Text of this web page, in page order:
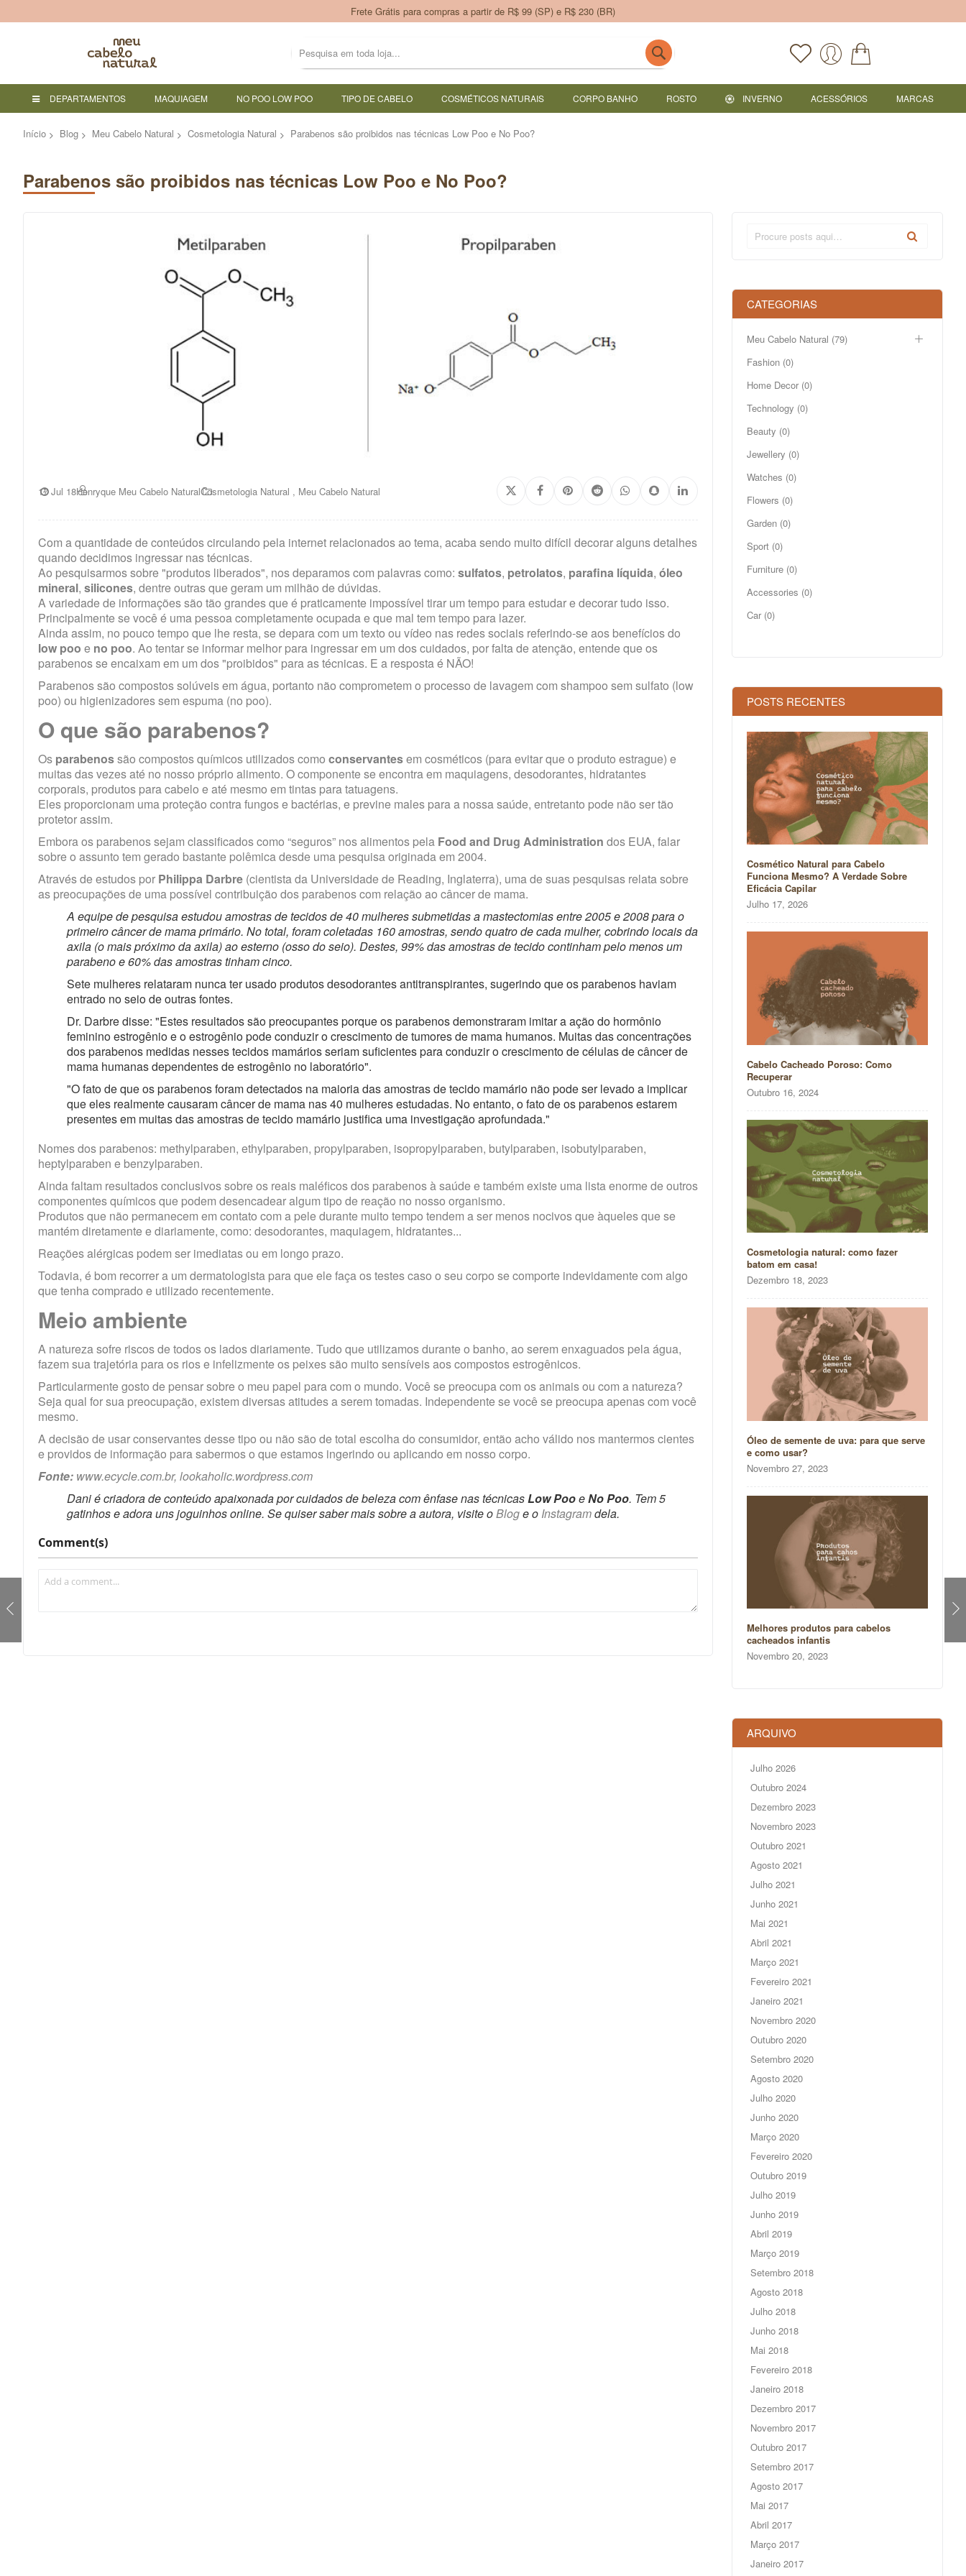
Frete Grátis para compras a partir de R$ 99 (SP) e R$ 230 (BR)
DEPARTAMENTOS MAQUIAGEM NO POO LOW POO TIPO DE CABELO COSMÉTICOS NATURAIS CORPO BANHO ROSTO INVERNO ACESSÓRIOS MARCAS
Início Blog Meu Cabelo Natural Cosmetologia Natural Parabenos são proibidos nas técnicas Low Poo e No Poo?
Parabenos são proibidos nas técnicas Low Poo e No Poo?
17 Jul 18Henryque Meu Cabelo NaturalCosmetologia Natural , Meu Cabelo Natural
Com a quantidade de conteúdos circulando pela internet relacionados ao tema, acaba sendo muito difícil decorar alguns detalhes
quando decidimos ingressar nas técnicas.
Ao pesquisarmos sobre "produtos liberados", nos deparamos com palavras como: sulfatos, petrolatos, parafina líquida, óleo
mineral, silicones, dentre outras que geram um milhão de dúvidas.
A variedade de informações são tão grandes que é praticamente impossível tirar um tempo para estudar e decorar tudo isso.
Principalmente se você é uma pessoa completamente ocupada e que mal tem tempo para lazer.
Ainda assim, no pouco tempo que lhe resta, se depara com um texto ou vídeo nas redes sociais referindo-se aos benefícios do
low poo e no poo. Ao tentar se informar melhor para ingressar em um dos cuidados, por falta de atenção, entende que os
parabenos se encaixam em um dos "proibidos" para as técnicas. E a resposta é NÃO!
Parabenos são compostos solúveis em água, portanto não comprometem o processo de lavagem com shampoo sem sulfato (low
poo) ou higienizadores sem espuma (no poo).
O que são parabenos?
Os parabenossão compostos químicos utilizados como conservantesem cosméticos (para evitar que o produto estrague) e
muitas das vezes até no nosso próprio alimento. O componente se encontra em maquiagens, desodorantes, hidratantes
corporais, produtos para cabelo e até mesmo em tintas para tatuagens.
Eles proporcionam uma proteção contra fungos e bactérias, e previne males para a nossa saúde, entretanto pode não ser tão
protetor assim.
Embora os parabenos sejam classificados como “seguros” nos alimentos pela Food and Drug Administration dos EUA, falar
sobre o assunto tem gerado bastante polêmica desde uma pesquisaoriginada em 2004.
Através de estudos por Philippa Darbre (cientista da Universidade de Reading, Inglaterra), uma de suas pesquisas relata sobre
as preocupações de uma possível contribuição dos parabenos com relação ao câncer de mama.
A equipe de pesquisa estudou amostras de tecidos de 40 mulheres submetidas a mastectomias entre 2005 e 2008 para o
primeiro câncer de mama primário. No total, foram coletadas 160 amostras, sendo quatro de cada mulher, cobrindo locais da
axila (o mais próximo da axila) ao esterno (osso do seio). Destes, 99% das amostras de tecido continham pelo menos um
parabeno e 60% das amostras tinham cinco.
Sete mulheres relataram nunca ter usado produtos desodorantes antitranspirantes, sugerindo que os parabenos haviam
entrado no seio de outras fontes.
Dr. Darbre disse: "Estes resultados são preocupantes porque os parabenos demonstraram imitar a ação do hormônio
feminino estrogênio e o estrogênio pode conduzir o crescimento de tumores de mama humanos. Muitas das concentrações
dos parabenos medidas nesses tecidos mamários seriam suficientes para conduzir o crescimento de células de câncer de
mama humanas dependentes de estrogênio no laboratório".
"O fato de que os parabenos foram detectados na maioria das amostras de tecido mamário não pode ser levado a implicar
que eles realmente causaram câncer de mama nas 40 mulheres estudadas. No entanto, o fato de os parabenos estarem
presentes em muitas das amostras de tecido mamário justifica uma investigação aprofundada."
Nomes dos parabenos: methylparaben, ethylparaben, propylparaben, isopropylparaben, butylparaben, isobutylparaben,
heptylparaben e benzylparaben.
Ainda faltam resultados conclusivos sobre os reais maléficos dos parabenos à saúde e também existe uma lista enorme de outros
componentes químicos que podem desencadear algum tipo de reação no nosso organismo.
Produtos que não permanecem em contato com a pele durante muito tempo tendem a ser menos nocivos que àqueles que se
mantém diretamente e diariamente, como: desodorantes, maquiagem, hidratantes...
Reações alérgicas podem ser imediatas ou em longo prazo.
Todavia, é bom recorrer a um dermatologista para que ele faça os testes caso o seu corpo se comporte indevidamente com algo
que tenha comprado e utilizado recentemente.
Meio ambiente
A natureza sofre riscos de todos os lados diariamente. Tudo que utilizamos durante o banho, ao serem enxaguados pela água,
fazem sua trajetória para os rios e infelizmente os peixes são muito sensíveis aos compostos estrogênicos.
Particularmente gosto de pensar sobre o meu papel para com o mundo. Você se preocupa com os animais ou com a natureza?
Seja qual for sua preocupação, existem diversas atitudes a serem tomadas. Independente se você se preocupa apenas com você
mesmo.
A decisão de usar conservantes desse tipo ou não são de total escolha do consumidor, então acho válido nos mantermos cientes
e providos de informação para sabermos o que estamos ingerindo ou aplicando em nosso corpo.
Fonte: www.ecycle.com.br, lookaholic.wordpress.com
Dani é criadora de conteúdo apaixonada por cuidados de beleza com ênfase nas técnicasLow PooeNo Poo. Tem 5
gatinhos e adora uns joguinhos online. Se quiser saber mais sobre a autora, visite oBloge o Instagramdela.
Comment(s)
CATEGORIAS
Meu Cabelo Natural (79)
Fashion (0)
Home Decor (0)
Technology (0)
Beauty (0)
Jewellery (0)
Watches (0)
Flowers (0)
Garden (0)
Sport (0)
Furniture (0)
Accessories (0)
Car (0)
POSTS RECENTES
Cosmético Natural para Cabelo
Funciona Mesmo? A Verdade Sobre
Eficácia Capilar
Julho 17, 2026
Cabelo Cacheado Poroso: Como
Recuperar
Outubro 16, 2024
Cosmetologia natural: como fazer
batom em casa!
Dezembro 18, 2023
Óleo de semente de uva: para que serve
e como usar?
Novembro 27, 2023
Melhores produtos para cabelos
cacheados infantis
Novembro 20, 2023
ARQUIVO
Julho 2026
Outubro 2024
Dezembro 2023
Novembro 2023
Outubro 2021
Agosto 2021
Julho 2021
Junho 2021
Mai 2021
Abril 2021
Março 2021
Fevereiro 2021
Janeiro 2021
Novembro 2020
Outubro 2020
Setembro 2020
Agosto 2020
Julho 2020
Junho 2020
Março 2020
Fevereiro 2020
Outubro 2019
Julho 2019
Junho 2019
Abril 2019
Março 2019
Setembro 2018
Agosto 2018
Julho 2018
Junho 2018
Mai 2018
Fevereiro 2018
Janeiro 2018
Dezembro 2017
Novembro 2017
Outubro 2017
Setembro 2017
Agosto 2017
Mai 2017
Abril 2017
Março 2017
Janeiro 2017